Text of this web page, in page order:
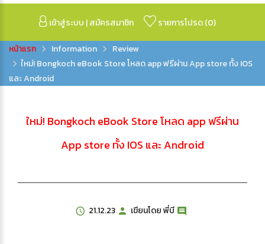
เข้าสู่ระบบ |สมัครสมาชิก รายการโปรด (0)
Information
Review
ใหม่! Bongkoch eBook Store โหลด app ฟรีผ่าน App store ทั้ง IOS
และ Android
ใหม่! Bongkoch eBook Store โหลด app ฟรีผ่าน
App store ทั้ง IOS และ Android
21.12.23 เขียนโดยพี่บี